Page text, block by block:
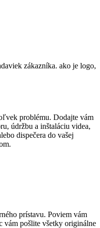
zákazníka. ako je logo,
problému. Dodajte vám
údržbu a inštaláciu videa,
dispečera do vašej
prístavu. Poviem vám
vám pošlite všetky originálne